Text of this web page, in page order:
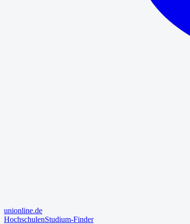
unionline.de
HochschulenStudium-Finder